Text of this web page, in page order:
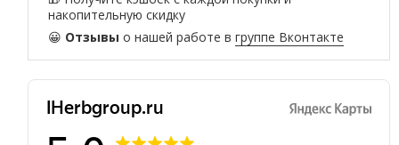
накопительную скидку
😀 Отзывы о нашей работе вгруппе Вконтакте